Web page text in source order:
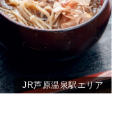
JR芦原温泉駅エリア